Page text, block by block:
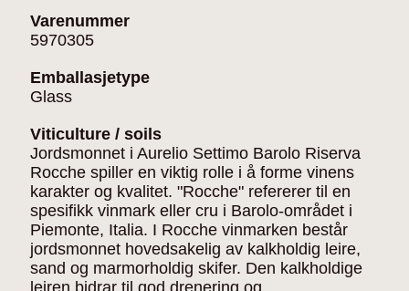
Varenummer
5970305
Emballasjetype
Glass
Viticulture / soils
Jordsmonnet i Aurelio Settimo Barolo Riserva
Rocche spiller en viktig rolle i å forme vinens
karakter og kvalitet. "Rocche" refererer til en
spesifikk vinmark eller cru i Barolo-området i
Piemonte, Italia. I Rocche vinmarken består
jordsmonnet hovedsakelig av kalkholdig leire,
sand og marmorholdig skifer. Den kalkholdige
leiren bidrar til god drenering og